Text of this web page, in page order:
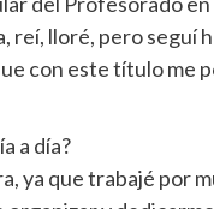
lloré, pero seguí
con este título me
a día?
ya que trabajé por